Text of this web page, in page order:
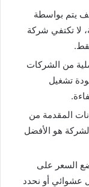
يتم بواسطة
لا تكتفي شركة
من الشركات
تشغيل
المقدمة من
هو الأفضل
السعر على
عشوائي أو نحدد